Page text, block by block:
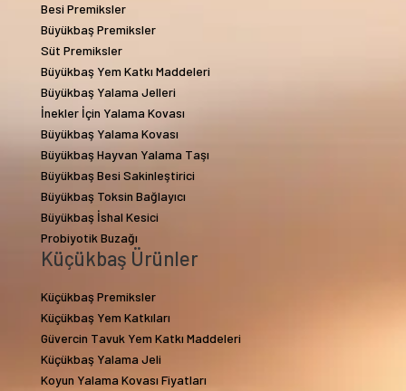
Besi Premiksler
Büyükbaş Premiksler
Süt Premiksler
Büyükbaş Yem Katkı Maddeleri
Büyükbaş Yalama Jelleri
İnekler İçin Yalama Kovası
Büyükbaş Yalama Kovası
Büyükbaş Hayvan Yalama Taşı
Büyükbaş Besi Sakinleştirici
Büyükbaş Toksin Bağlayıcı
Büyükbaş İshal Kesici
Probiyotik Buzağı
Küçükbaş Ürünler
Küçükbaş Premiksler
Küçükbaş Yem Katkıları
Güvercin Tavuk Yem Katkı Maddeleri
Küçükbaş Yalama Jeli
Koyun Yalama Kovası Fiyatları